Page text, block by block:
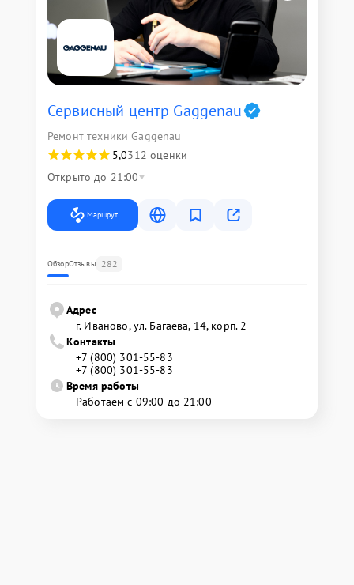
Сервисный центр Gaggenau
Ремонт техники Gaggenau
5,0312 оценки
Открыто до 21:00
Маршрут
ОбзорОтзывы 282
Адрес
г. Иваново, ул. Багаева, 14, корп. 2
Контакты
+7 (800) 301-55-83
+7 (800) 301-55-83
Время работы
Работаем с 09:00 до 21:00